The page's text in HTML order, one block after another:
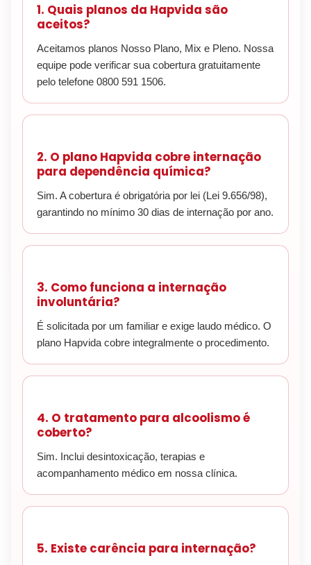
1. Quais planos da Hapvida são
aceitos?
Aceitamos planos Nosso Plano, Mix e Pleno. Nossa
equipe pode verificar sua cobertura gratuitamente
pelo telefone 0800 591 1506.
2. O plano Hapvida cobre internação
para dependência química?
Sim. A cobertura é obrigatória por lei (Lei 9.656/98),
garantindo no mínimo 30 dias de internação por ano.
3. Como funciona a internação
involuntária?
É solicitada por um familiar e exige laudo médico. O
plano Hapvida cobre integralmente o procedimento.
4. O tratamento para alcoolismo é
coberto?
Sim. Inclui desintoxicação, terapias e
acompanhamento médico em nossa clínica.
5. Existe carência para internação?